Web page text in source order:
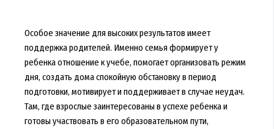
Особое значение для высоких результатов имеет
поддержка родителей. Именно семья формирует у
ребенка отношение к учебе, помогает организовать режим
дня, создать дома спокойную обстановку в период
подготовки, мотивирует и поддерживает в случае неудач.
Там, где взрослые заинтересованы в успехе ребенка и
готовы участвовать в его образовательном пути,